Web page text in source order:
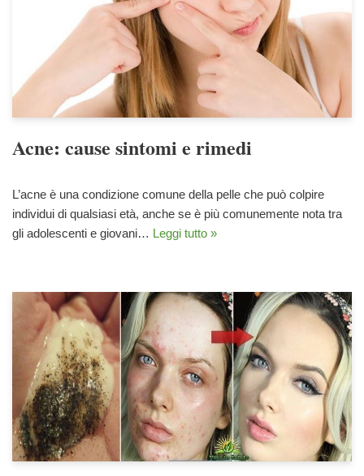
Acne: cause sintomi e rimedi
L’acne è una condizione comune della pelle che può colpire
individui di qualsiasi età, anche se è più comunemente nota tra
gli adolescenti e giovani… Leggi tutto »